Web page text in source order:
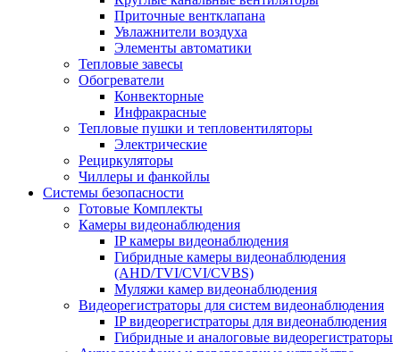
Приточные вентклапана
Увлажнители воздуха
Элементы автоматики
Тепловые завесы
Обогреватели
Конвекторные
Инфракрасные
Тепловые пушки и тепловентиляторы
Электрические
Рециркуляторы
Чиллеры и фанкойлы
Системы безопасности
Готовые Комплекты
Камеры видеонаблюдения
IP камеры видеонаблюдения
Гибридные камеры видеонаблюдения
(AHD/TVI/CVI/CVBS)
Муляжи камер видеонаблюдения
Видеорегистраторы для систем видеонаблюдения
IP видеорегистраторы для видеонаблюдения
Гибридные и аналоговые видеорегистраторы